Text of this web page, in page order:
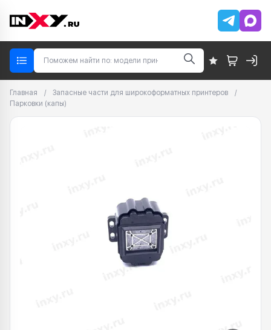
Главная / Запасные части для широкоформатных принтеров
/
Парковки (капы)